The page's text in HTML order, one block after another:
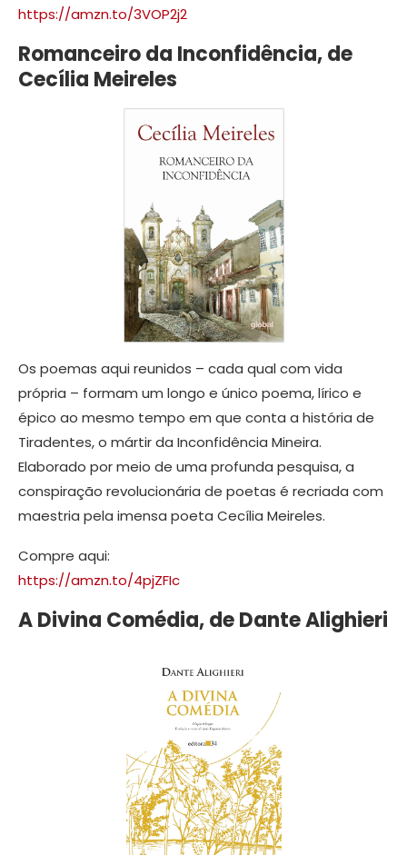
https://amzn.to/3VOP2j2
Romanceiro da Inconfidência, de
Cecília Meireles
Os poemas aqui reunidos – cada qual com vida
própria – formam um longo e único poema, lírico e
épico ao mesmo tempo em que conta a história de
Tiradentes, o mártir da Inconfidência Mineira.
Elaborado por meio de uma profunda pesquisa, a
conspiração revolucionária de poetas é recriada com
maestria pela imensa poeta Cecília Meireles.
Compre aqui:
https://amzn.to/4pjZFIc
A Divina Comédia, de Dante Alighieri